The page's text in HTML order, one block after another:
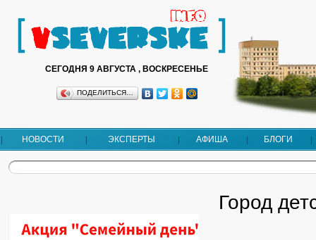
СЕГОДНЯ 9 АВГУСТА , ВОСКРЕСЕНЬЕ
ПОДЕЛИТЬСЯ…
НОВОСТИ ЭКСПЕРТЫ АФИША БЛОГИ
Город